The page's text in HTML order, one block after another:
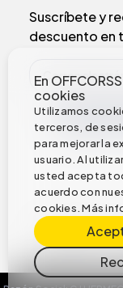
En
cookies
Utilizamos
terceros, de
para mejorar la
usuario. Al
usted acepta
acuerdo con
cookies.Más
Suscríbete y
descuento en